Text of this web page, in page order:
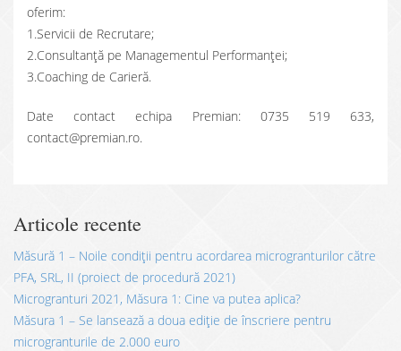
oferim:
1.Servicii de Recrutare;
2.Consultanţă pe Managementul Performanţei;
3.Coaching de Carieră.
Date contact echipa Premian: 0735 519 633,
contact@premian.ro.
Articole recente
Măsură 1 – Noile condiții pentru acordarea microgranturilor către
PFA, SRL, II (proiect de procedură 2021)
Microgranturi 2021, Măsura 1: Cine va putea aplica?
Măsura 1 – Se lansează a doua ediție de înscriere pentru
microgranturile de 2.000 euro